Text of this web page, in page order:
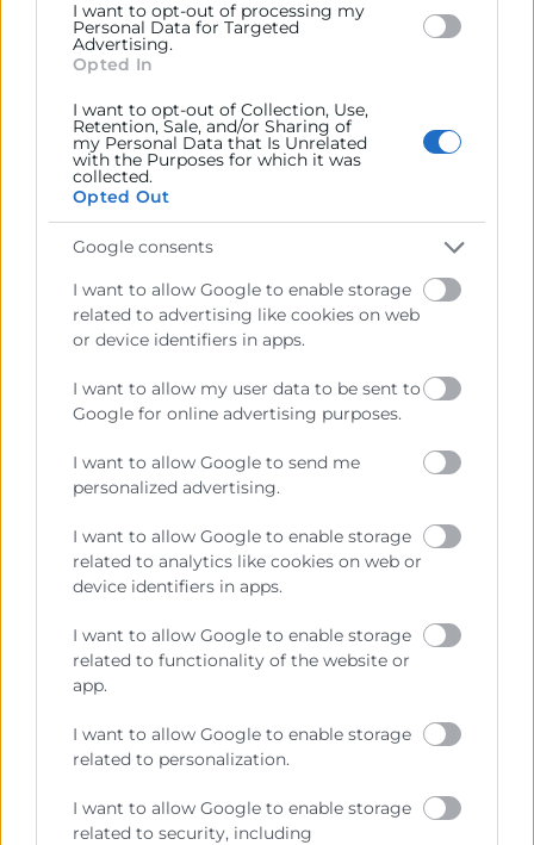
I want to opt-out of processing my
Personal Data for Targeted
Advertising.
Opted In
I want to opt-out of Collection, Use,
Retention, Sale, and/or Sharing of
my Personal Data that Is Unrelated
with the Purposes for which it was
collected.
Opted Out
Google consents
I want to allow Google to enable storage
related to advertising like cookies on web
or device identifiers in apps.
I want to allow my user data to be sent to
Google for online advertising purposes.
I want to allow Google to send me
personalized advertising.
I want to allow Google to enable storage
related to analytics like cookies on web or
device identifiers in apps.
I want to allow Google to enable storage
related to functionality of the website or
app.
I want to allow Google to enable storage
related to personalization.
I want to allow Google to enable storage
related to security, including
Dictamen de la comisión de turismo
Por último, el Pleno ha aprobado el dictamen de la
Comisión de Turismo:
Por razón de la crisis que afectó a HORECA a causa
de la pandemia del Covid-19, se estableció para los
créditos ICO un periodo de carencia, ya finalizado,
que es preciso ampliar ya que la situación
las empresas del sector, sobre todo las
microempresas, debido a los actuales costes
energéticos, la inflación, la situación de la guerra de
Ucrania, nacidos con posterioridad al momento de
la negociación inicial de aquellos créditos.
Es por ello que se necesita llevar a cabo la
renegociación del pago de los ICOS para las
necesaria es el establecimiento de un periodo de
carencia de 2 años adicionales, en los que se
paguen intereses y se renegocie el capital. Desde la
comisión se solicita al Pleno que apruebe el traslado
de esta petición al Instituto de Crédito Oficial y al
Ministerio de Asuntos Económicos y Transformación
Economía y Apoyo a la Empresa.
Recursos vinculados